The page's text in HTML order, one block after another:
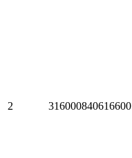
2 316000840616600